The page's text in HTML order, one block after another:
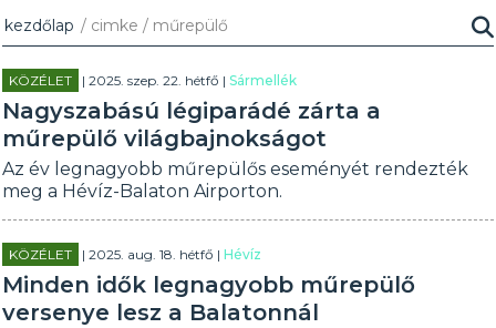
kezdőlap / cimke / műrepülő
KÖZÉLET | 2025. szep. 22. hétfő |Sármellék
Nagyszabású légiparádé zárta a
műrepülő világbajnokságot
Az év legnagyobb műrepülős eseményét rendezték
meg a Hévíz-Balaton Airporton.
KÖZÉLET | 2025. aug. 18. hétfő |Hévíz
Minden idők legnagyobb műrepülő
versenye lesz a Balatonnál